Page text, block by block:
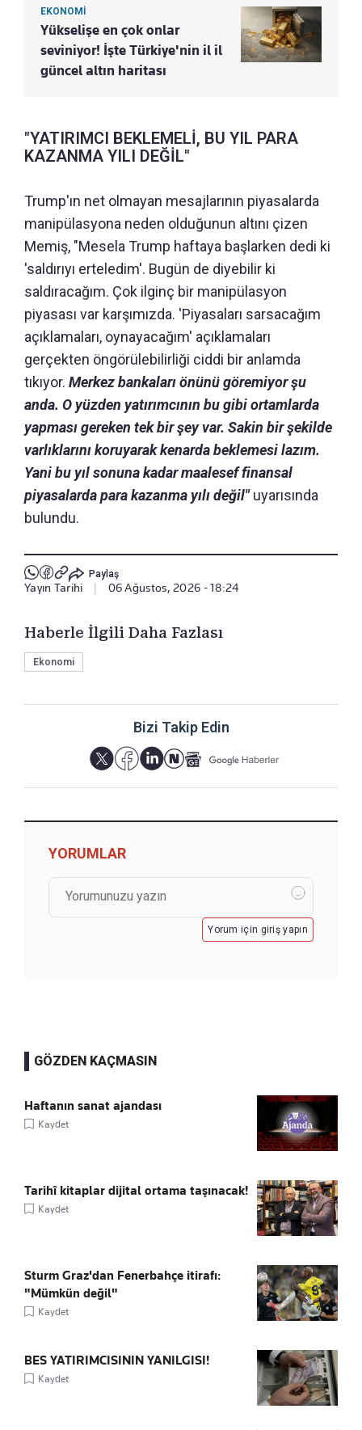
EKONOMİ
Yükselişe en çok onlar
seviniyor! İşte Türkiye'nin il il
güncel altın haritası
"YATIRIMCI BEKLEMELİ, BU YIL PARA
KAZANMA YILI DEĞİL"
Trump'ın net olmayan mesajlarının piyasalarda
manipülasyona neden olduğunun altını çizen
Memiş, "Mesela Trump haftaya başlarken dedi ki
'saldırıyı erteledim'. Bugün de diyebilir ki
saldıracağım. Çok ilginç bir manipülasyon
piyasası var karşımızda. 'Piyasaları sarsacağım
açıklamaları, oynayacağım' açıklamaları
gerçekten öngörülebilirliği ciddi bir anlamda
tıkıyor. Merkez bankaları önünü göremiyor şu
anda. O yüzden yatırımcının bu gibi ortamlarda
yapması gereken tek bir şey var. Sakin bir şekilde
varlıklarını koruyarak kenarda beklemesi lazım.
Yani bu yıl sonuna kadar maalesef finansal
piyasalarda para kazanma yılı değil"uyarısında
bulundu.
Paylaş
Yayın Tarihi 06 Ağustos, 2026 - 18:24
Haberle İlgili Daha Fazlası
Ekonomi
Bizi Takip Edin
YORUMLAR
Yorum için giriş yapın
GÖZDEN KAÇMASIN
Haftanın sanat ajandası
Kaydet
Tarihî kitaplar dijital ortama taşınacak!
Kaydet
Sturm Graz'dan Fenerbahçe itirafı:
"Mümkün değil"
Kaydet
BES YATIRIMCISININ YANILGISI!
Kaydet